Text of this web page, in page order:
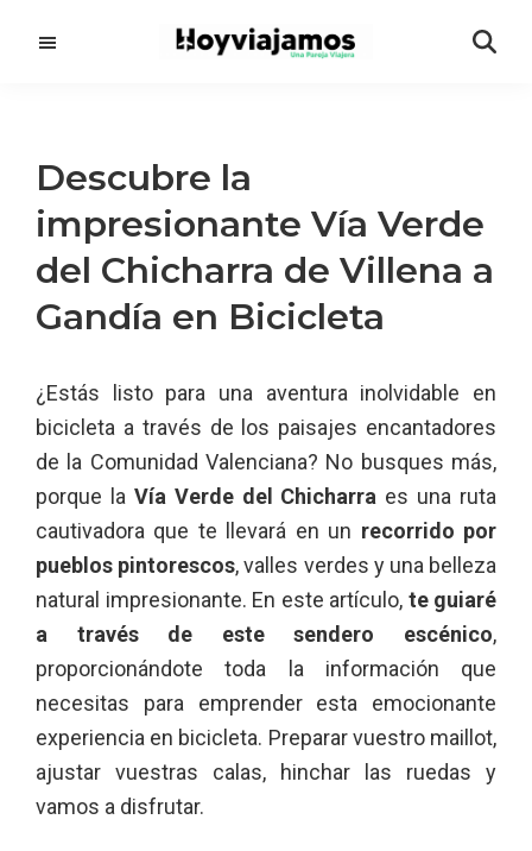
principal
Descubre la
impresionante Vía Verde
del Chicharra de Villena a
Gandía en Bicicleta
¿Estás listo para una aventura inolvidable en
bicicleta a través de los paisajes encantadores
de la Comunidad Valenciana? No busques más,
porque la Vía Verde del Chicharra es una ruta
cautivadora que te llevará en un recorrido por
pueblos pintorescos, valles verdes y una belleza
natural impresionante. En este artículo, te guiaré
a través de este sendero escénico,
proporcionándote toda la información que
necesitas para emprender esta emocionante
experiencia en bicicleta. Preparar vuestro maillot,
ajustar vuestras calas, hinchar las ruedas y
vamos a disfrutar.